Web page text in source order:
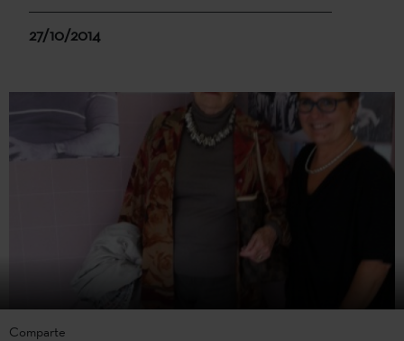
27/10/2014
Comparte